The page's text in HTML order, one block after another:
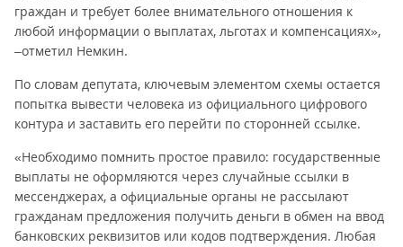
граждан и требует более внимательного отношения к
любой информации о выплатах, льготах и компенсациях»,
–отметил Немкин.
По словам депутата, ключевым элементом схемы остается
попытка вывести человека из официального цифрового
контура и заставить его перейти по сторонней ссылке.
«Необходимо помнить простое правило: государственные
выплаты не оформляются через случайные ссылки в
мессенджерах, а официальные органы не рассылают
гражданам предложения получить деньги в обмен на ввод
банковских реквизитов или кодов подтверждения. Любая